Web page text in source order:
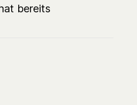
bereits